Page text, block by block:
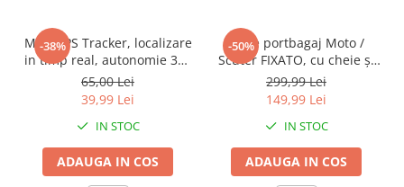
-38%
Mini GPS Tracker, localizare
in timp real, autonomie 365
zile, compatibil Apple Find
My, rezistent la apa, pentru
masini, copii, animale,
bagaje, negru, FIXATO
65,00 Lei
39,99 Lei
IN STOC
ADAUGA IN COS
-50%
Cutie portbagaj Moto /
Scuter FIXATO, cu cheie și
sistem antifurt,
39x39x29cm, Negru
299,99 Lei
149,99 Lei
IN STOC
ADAUGA IN COS